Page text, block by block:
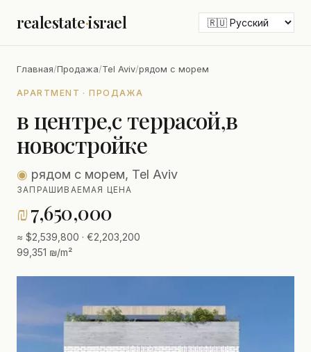
realestate·israel
Главная/Продажа/Tel Aviv/рядом с морем
APARTMENT · ПРОДАЖА
в центре,с террасой,в
новостройке
◉ рядом с морем, Tel Aviv
ЗАПРАШИВАЕМАЯ ЦЕНА
₪7,650,000
≈ $2,539,800 · €2,203,200
99,351 ₪/m²